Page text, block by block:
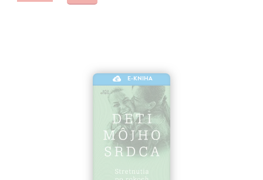
E-KNIHA